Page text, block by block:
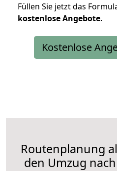
Füllen Sie jetzt das
kostenloseAngebote.
Kostenlose
Routenplanung
den Umzug